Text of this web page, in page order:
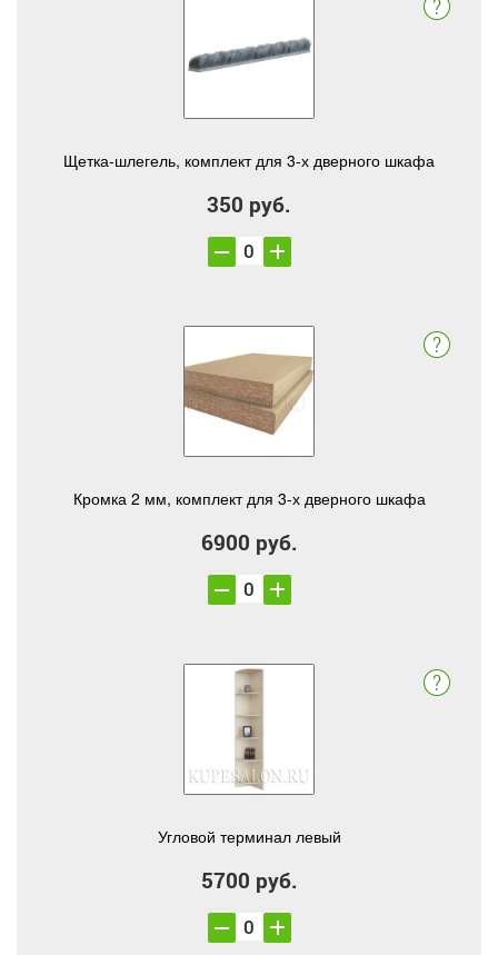
Щетка-шлегель, комплект для 3-х дверного шкафа
350 руб.
Кромка 2 мм, комплект для 3-х дверного шкафа
6900 руб.
Угловой терминал левый
5700 руб.